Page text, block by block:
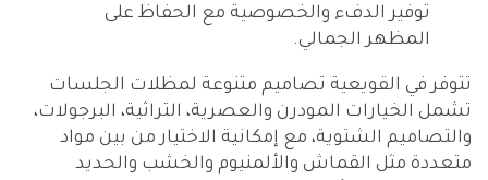
توفير الدفء والخصوصية مع الحفاظ على
المظهر الجمالي.
تتوفر في القويعية تصاميم متنوعة لمظلات الجلسات
تشمل الخيارات المودرن والعصرية، التراثية، البرجولات،
والتصاميم الشتوية، مع إمكانية الاختيار من بين مواد
متعددة مثل القماش والألمنيوم والخشب والحديد